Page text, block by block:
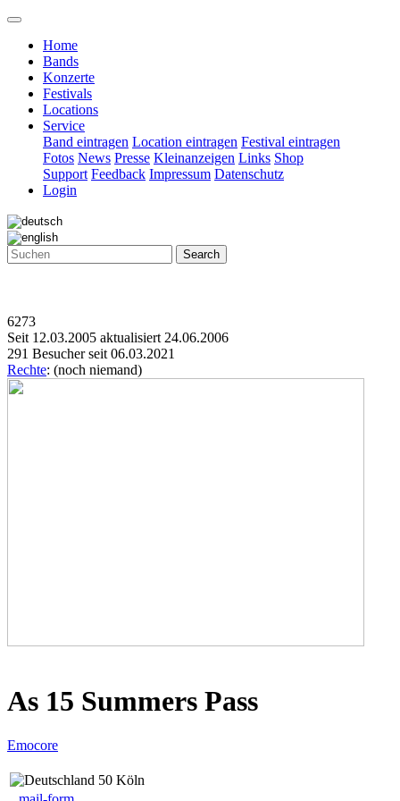
Home
Bands
Konzerte
Festivals
Locations
Service
Band eintragen Location eintragen Festival eintragen
Fotos News Presse Kleinanzeigen Links Shop
Support Feedback Impressum Datenschutz
Login
Search
6273
Seit 12.03.2005 aktualisiert 24.06.2006
291 Besucher seit 06.03.2021
Rechte: (noch niemand)
As 15 Summers Pass
Emocore
50 Köln